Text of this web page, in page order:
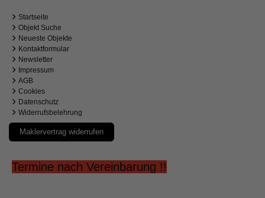
Startseite
Objekt Suche
Neueste Objekte
Kontaktformular
Newsletter
Impressum
AGB
Cookies
Datenschutz
Widerrufsbelehrung
Maklervertrag widerrufen
Termine nach Vereinbarung !!